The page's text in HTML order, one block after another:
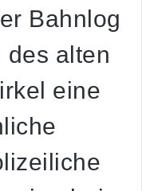
Bahnlog
des alten
eine